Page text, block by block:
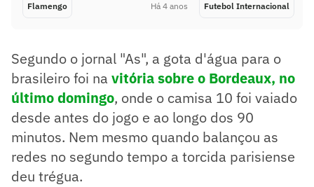
Flamengo Há 4 anos Futebol Internacional
Segundo o jornal "As", a gota d'água para o
brasileiro foi na vitória sobre o Bordeaux, no
último domingo, onde o camisa 10 foi vaiado
desde antes do jogo e ao longo dos 90
minutos. Nem mesmo quando balançou as
redes no segundo tempo a torcida parisiense
deu trégua.